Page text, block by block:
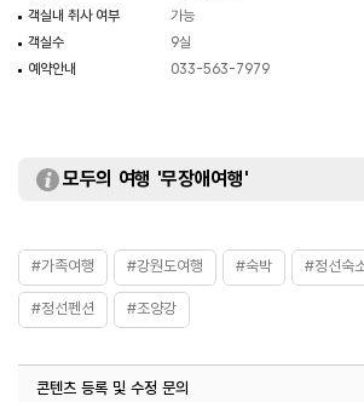
객실내 취사 여부
가능
객실수
9실
예약안내
033-563-7979
모두의 여행 '무장애여행'
#가족여행 #강원도여행 #숙박 #정선숙
#정선펜션 #조양강
콘텐츠 등록 및 수정 문의